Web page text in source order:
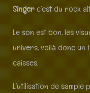
Singerc’est du rock
Le son est bon, les
univers, voilà donc un
caisses.
L’utilisation de